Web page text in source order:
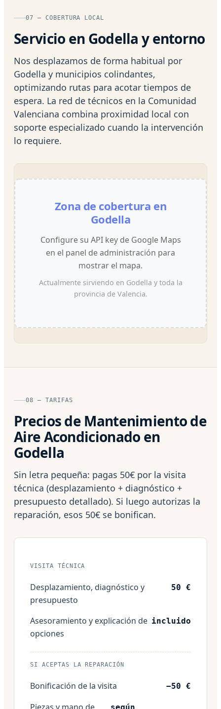
07 — COBERTURA LOCAL
Servicio en Godella y entorno
Nos desplazamos de forma habitual por
Godella y municipios colindantes,
optimizando rutas para acotar tiempos de
espera. La red de técnicos en la Comunidad
Valenciana combina proximidad local con
soporte especializado cuando la intervención
lo requiere.
Zona de cobertura en
Godella
Configure su API key de Google Maps
en el panel de administración para
mostrar el mapa.
Actualmente sirviendo en Godella y toda la
provincia de Valencia.
08 — TARIFAS
Precios de Mantenimiento de
Aire Acondicionado en
Godella
Sin letra pequeña: pagas 50€ por la visita
técnica (desplazamiento + diagnóstico +
presupuesto detallado). Si luego autorizas la
reparación, esos 50€ se bonifican.
VISITA TÉCNICA
Desplazamiento, diagnóstico y
presupuesto
50 €
Asesoramiento y explicación de
opciones
incluido
SI ACEPTAS LA REPARACIÓN
Bonificación de la visita −50 €